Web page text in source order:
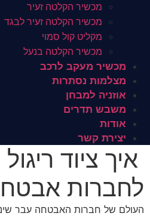
מכשיר הקלטה זעיר
מכשיר הקלטה זעיר לבגד
מקליט קול סמוי
מכשיר הקלטה בנעל
מכשיר מעקב לרכב
מצלמות נסתרות
אוזניה למבחן
משבש תדרים
אודות
יצירת קשר
איך ציוד
לחברות
העולם של חברות האבטחה עבר